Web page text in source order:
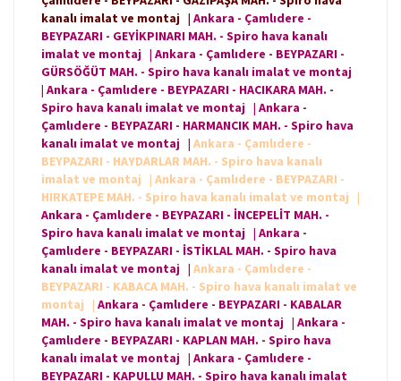
kanalı imalat ve montaj | Ankara - Çamlıdere -
BEYPAZARI - GEYİKPINARI MAH. - Spiro hava kanalı
imalat ve montaj | Ankara - Çamlıdere - BEYPAZARI -
GÜRSÖĞÜT MAH. - Spiro hava kanalı imalat ve montaj
| Ankara - Çamlıdere - BEYPAZARI - HACIKARA MAH. -
Spiro hava kanalı imalat ve montaj | Ankara -
Çamlıdere - BEYPAZARI - HARMANCIK MAH. - Spiro hava
kanalı imalat ve montaj | Ankara - Çamlıdere -
BEYPAZARI - HAYDARLAR MAH. - Spiro hava kanalı
imalat ve montaj
| Ankara - Çamlıdere - BEYPAZARI -
HIRKATEPE MAH. - Spiro hava kanalı imalat ve montaj
|
Ankara - Çamlıdere - BEYPAZARI - İNCEPELİT MAH. -
Spiro hava kanalı imalat ve montaj | Ankara -
Çamlıdere - BEYPAZARI - İSTİKLAL MAH. - Spiro hava
kanalı imalat ve montaj | Ankara - Çamlıdere -
BEYPAZARI - KABACA MAH. - Spiro hava kanalı imalat ve
montaj
| Ankara - Çamlıdere - BEYPAZARI - KABALAR
MAH. - Spiro hava kanalı imalat ve montaj | Ankara -
Çamlıdere - BEYPAZARI - KAPLAN MAH. - Spiro hava
kanalı imalat ve montaj | Ankara - Çamlıdere -
BEYPAZARI - KAPULLU MAH. - Spiro hava kanalı imalat